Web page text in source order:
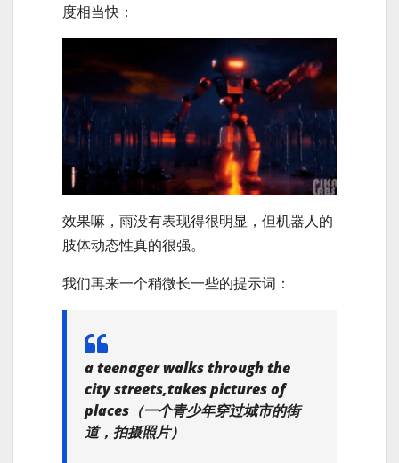
度相当快：
效果嘛，雨没有表现得很明显，但机器人的
肢体动态性真的很强。
我们再来一个稍微长一些的提示词：
a teenager walks through the
city streets,takes pictures of
places （一个青少年穿过城市的街
道，拍摄照片）